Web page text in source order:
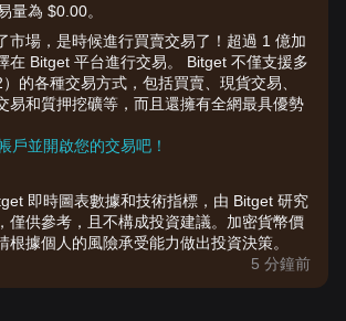
量為 $0.00。
市場，是時候進行買賣交易了！超過 1 億加
在 Bitget 平台進行交易。 Bitget 不僅支援多
的各種交易方式，包括買賣、現貨交易、
易和質押挖礦等，而且還擁有全網最具優勢
戶並開啟您的交易吧！
即時圖表數據和技術指標，由 Bitget 研究
僅供參考，且不構成投資建議。加密貨幣價
根據個人的風險承受能力做出投資決策。
5 分鐘前